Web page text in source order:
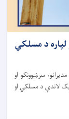
د مسلکي
د مرکز او ولسوالیو د ښوونځیو ۲۶۶ تنو مدیرانو، سرښوونکو او
لاندې د مسلکي او